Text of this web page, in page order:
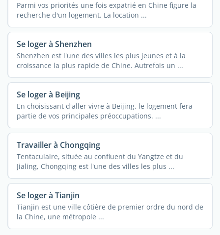
Parmi vos priorités une fois expatrié en Chine figure la
recherche d'un logement. La location ...
Se loger à Shenzhen
Shenzhen est l'une des villes les plus jeunes et à la
croissance la plus rapide de Chine. Autrefois un ...
Se loger à Beijing
En choisissant d'aller vivre à Beijing, le logement fera
partie de vos principales préoccupations. ...
Travailler à Chongqing
Tentaculaire, située au confluent du Yangtze et du
Jialing, Chongqing est l'une des villes les plus ...
Se loger à Tianjin
Tianjin est une ville côtière de premier ordre du nord de
la Chine, une métropole ...